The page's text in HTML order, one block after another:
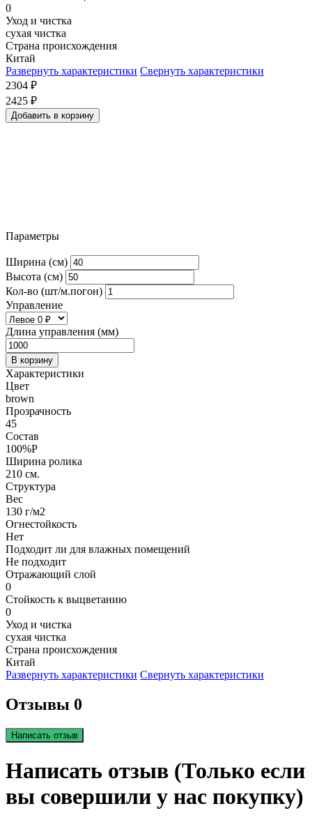
0
Уход и чистка
сухая чистка
Страна происхождения
Китай
Развернуть характеристики Свернуть характеристики
2304 ₽
2425 ₽
Добавить в корзину
Параметры
Ширина (см)
Высота (см)
Кол-во (шт/м.погон)
Управление
Длина управления (мм)
В корзину
Характеристики
Цвет
brown
Прозрачность
45
Состав
100%P
Ширина ролика
210 см.
Структура
Вес
130 г/м2
Огнестойкость
Нет
Подходит ли для влажных помещений
Не подходит
Отражающий слой
0
Стойкость к выцветанию
0
Уход и чистка
сухая чистка
Страна происхождения
Китай
Развернуть характеристики Свернуть характеристики
Отзывы 0
Написать отзыв
Написать отзыв (Только если
вы совершили у нас покупку)